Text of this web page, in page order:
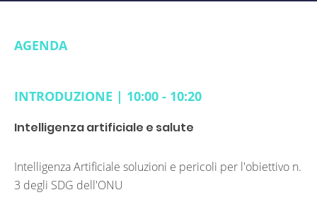
AGENDA
INTRODUZIONE | 10:00 - 10:20
Intelligenza artificiale e salute
Intelligenza Artificiale soluzioni e pericoli per l'obiettivo n.
3 degli SDG dell'ONU